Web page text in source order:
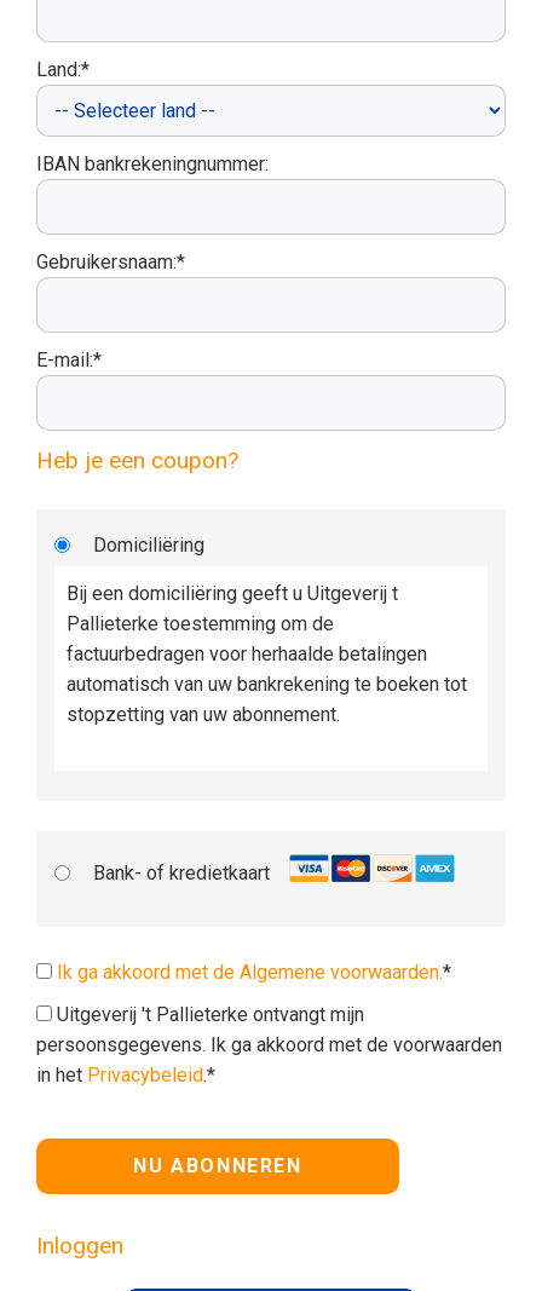
Land:*
IBAN bankrekeningnummer:
Gebruikersnaam:*
E-mail:*
Heb je een coupon?
Domiciliëring
Bij een domiciliëring geeft u Uitgeverij t
Pallieterke toestemming om de
factuurbedragen voor herhaalde betalingen
automatisch van uw bankrekening te boeken tot
stopzetting van uw abonnement.
Bank- of kredietkaart
Ik ga akkoord met de Algemene voorwaarden.*
Uitgeverij 't Pallieterke ontvangt mijn
persoonsgegevens. Ik ga akkoord met de voorwaarden
in het Privacybeleid.*
Geen waarde
Inloggen